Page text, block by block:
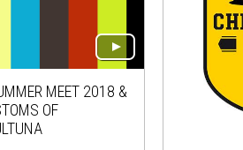
MEET 2018 &
OF